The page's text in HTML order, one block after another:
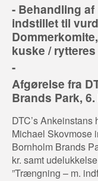
- Behandling
indstillet til
kuske /
-
Afgørelse fra
Brands Park,
DTC’s
Michael Skovmose
Bornholm Brands
kr. samt
”Trængning – m.